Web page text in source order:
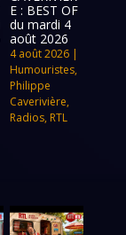
E : BEST OF
du mardi 4
août 2026
4 août 2026 |
Humouristes,
Philippe
Caverivière,
Radios, RTL